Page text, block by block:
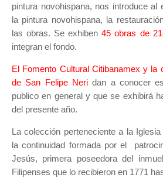
pintura novohispana, nos introduce al
la pintura novohispana, la
las obras. Se exhiben45 obras de
integran el fondo.
El Fomento Cultural Citibanamex y la
de San Felipe Neridan a conocer
publico en general y que se exhibirá
del presente año.
La colección perteneciente a la
la continuidad formada por el
Jesús, primera poseedora del
Filipenses que lo recibieron en 1771